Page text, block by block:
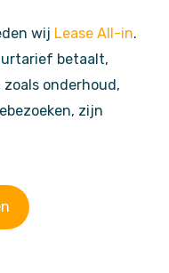
wij Lease All-in.
betaalt,
onderhoud,
zijn